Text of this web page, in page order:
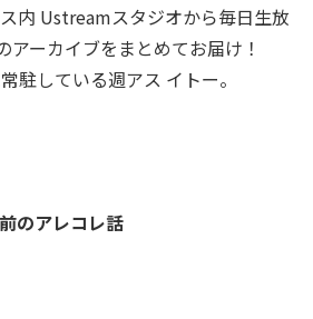
内 Ustreamスタジオから毎日生放
アーカイブをまとめてお届け！
駐している週アス イトー。
のアレコレ話